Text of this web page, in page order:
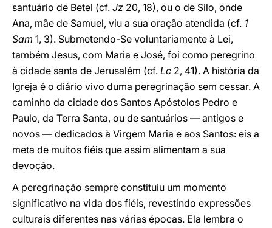
santuário de Betel (cf. Jz 20, 18), ou o de Silo, onde
Ana, mãe de Samuel, viu a sua oração atendida (cf. 1
Sam 1, 3). Submetendo-Se voluntariamente à Lei,
também Jesus, com Maria e José, foi como peregrino
à cidade santa de Jerusalém (cf. Lc 2, 41). A história da
Igreja é o diário vivo duma peregrinação sem cessar. A
caminho da cidade dos Santos Apóstolos Pedro e
Paulo, da Terra Santa, ou de santuários — antigos e
novos — dedicados à Virgem Maria e aos Santos: eis a
meta de muitos fiéis que assim alimentam a sua
devoção.
A peregrinação sempre constituiu um momento
significativo na vida dos fiéis, revestindo expressões
culturais diferentes nas várias épocas. Ela lembra o